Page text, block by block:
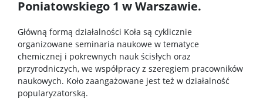
Szkoła Doktorska Nauk Ścisłych i Przyrodniczych
Archiwum
Poniatowskiego 1 w Warszawie.
Główną formą działalności Koła są cyklicznie
organizowane seminaria naukowe w tematyce
chemicznej i pokrewnych nauk ścisłych oraz
przyrodniczych, we współpracy z szeregiem pracowników
naukowych. Koło zaangażowane jest też w działalność
popularyzatorską.